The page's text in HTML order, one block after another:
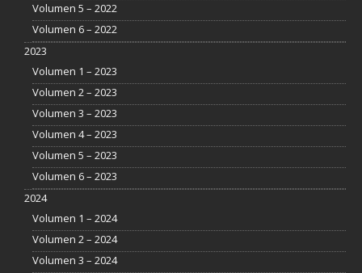
Volumen 5 – 2022
Volumen 6 – 2022
2023
Volumen 1 – 2023
Volumen 2 – 2023
Volumen 3 – 2023
Volumen 4 – 2023
Volumen 5 – 2023
Volumen 6 – 2023
2024
Volumen 1 – 2024
Volumen 2 – 2024
Volumen 3 – 2024